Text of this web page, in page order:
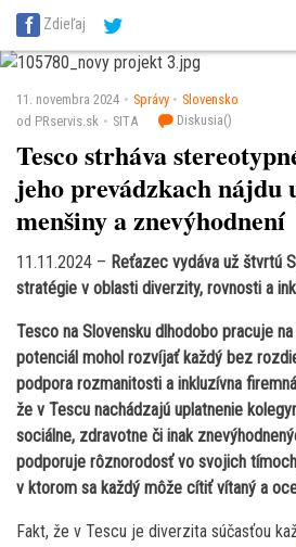
SITA Energetika
SITA Potravinárstvo
Zdieľaj
11. novembra 2024 Správy
Slovensko
od PRservis.sk
SITA Diskusia()
Tesco strháva
jeho prevádzkach nájdu
menšiny a znevýhodnení
11.11.2024 – Reťazec vydáva už štvrtú
stratégie v oblasti diverzity, rovnosti a
Tesco na Slovensku dlhodobo pracuje
potenciál mohol rozvíjať každý bez
podpora rozmanitosti a inkluzívna
že v Tescu nachádzajú uplatnenie
sociálne, zdravotne či inak
podporuje rôznorodosť vo svojich
v ktorom sa každý môže cítiť vítaný a
Fakt, že v Tescu je diverzita súčasťou